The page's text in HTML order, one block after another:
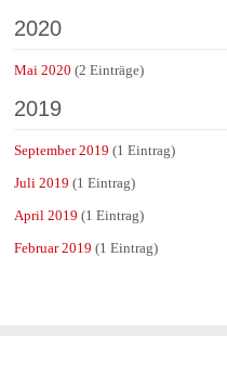
2020
Mai 2020 (2 Einträge)
2019
September 2019 (1 Eintrag)
Juli 2019 (1 Eintrag)
April 2019 (1 Eintrag)
Februar 2019 (1 Eintrag)